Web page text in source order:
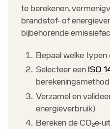
te berekenen,
brandstof- of
bijbehorende
Bepaal welke
Selecteer een ISO
Verzamel en
energieverbruik)
Bereken de CO₂e-
5. Consolideer en
emissiedata